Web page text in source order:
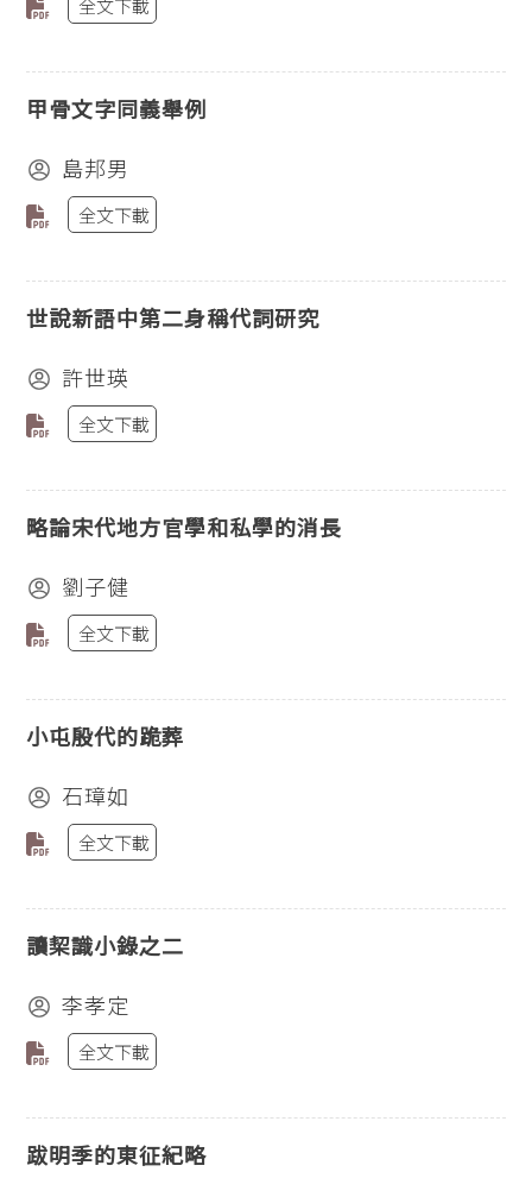
全文下載
甲骨文字同義舉例
島邦男
全文下載
世說新語中第二身稱代詞研究
許世瑛
全文下載
略論宋代地方官學和私學的消長
劉子健
全文下載
小屯殷代的跪葬
石璋如
全文下載
讀栔識小錄之二
李孝定
全文下載
跋明季的東征紀略